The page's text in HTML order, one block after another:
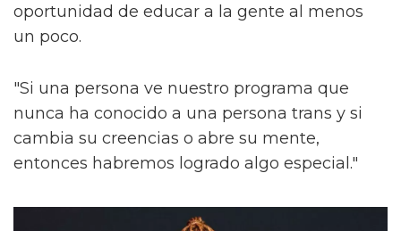
oportunidad de educar a la gente al menos
un poco.
"Si una persona ve nuestro programa que
nunca ha conocido a una persona trans y si
cambia su creencias o abre su mente,
entonces habremos logrado algo especial."